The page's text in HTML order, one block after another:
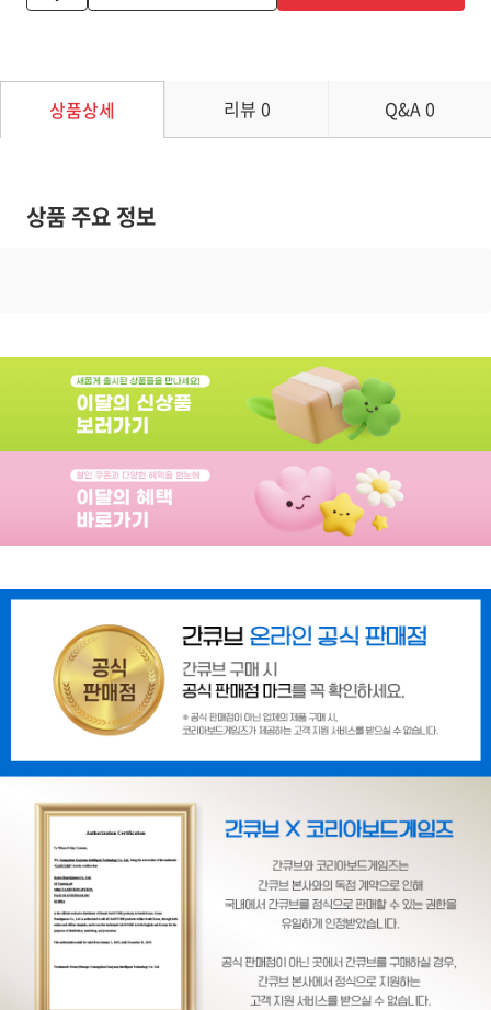
상품상세 리뷰 0 Q&A0
상품 주요 정보